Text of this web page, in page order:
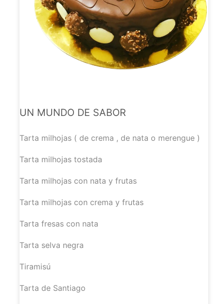
UN MUNDO DE SABOR
Tarta milhojas ( de crema , de nata o merengue )
Tarta milhojas tostada
Tarta milhojas con nata y frutas
Tarta milhojas con crema y frutas
Tarta fresas con nata
Tarta selva negra
Tiramisú
Tarta de Santiago